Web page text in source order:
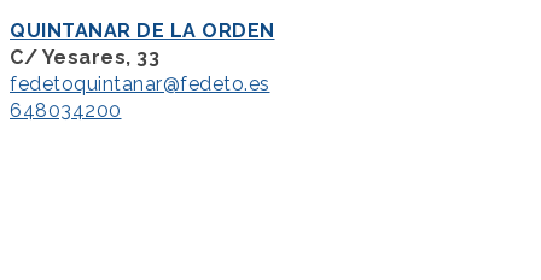
QUINTANAR DE LA ORDEN
C/ Yesares, 33
fedetoquintanar@fedeto.es
648034200